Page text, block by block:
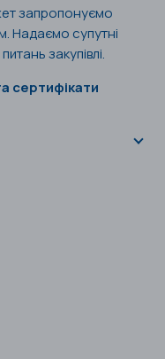
запропонуємо
Надаємо супутні
закупівлі.
сертифікати